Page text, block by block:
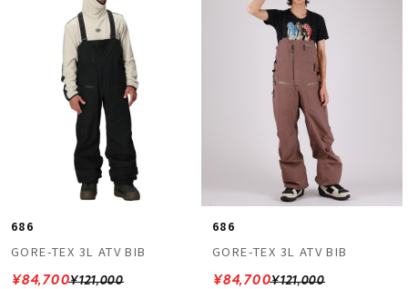
686
GORE-TEX 3L ATV BIB
¥121,000
¥84,700
686
GORE-TEX 3L ATV BIB
¥121,000
¥84,700